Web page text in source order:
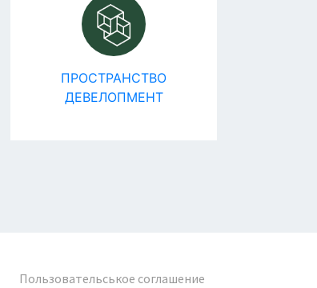
ПРОСТРАНСТВО
ДЕВЕЛОПМЕНТ
Пользовательськое соглашение